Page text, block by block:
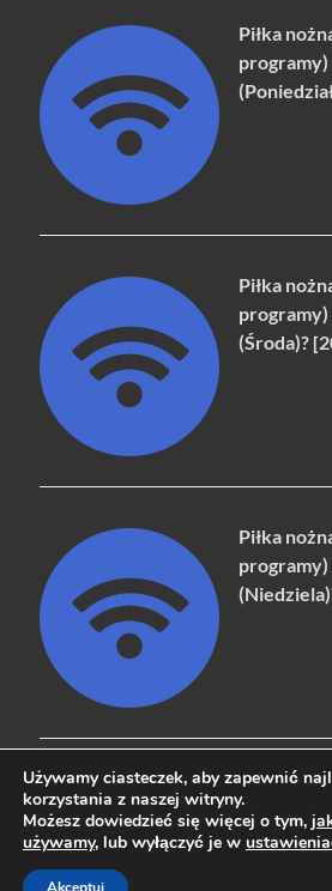
Piłka
programy)
Piłka
programy)
(Środa)?
Piłka
programy)
Copyright © 2026naziemna.info -
Używamy ciasteczek, aby zapewnić
korzystania z naszej witryny.
Możesz dowiedzieć się więcej o tym,
używamy, lub wyłączyć je w